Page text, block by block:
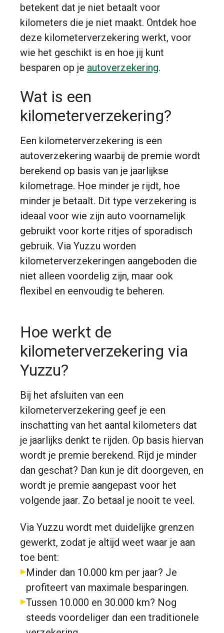
betekent dat je niet betaalt voor
kilometers die je niet maakt. Ontdek hoe
deze kilometerverzekering werkt, voor
wie het geschikt is en hoe jij kunt
besparen op je autoverzekering.
Wat is een
kilometerverzekering?
Een kilometerverzekering is een
autoverzekering waarbij de premie wordt
berekend op basis van je jaarlijkse
kilometrage. Hoe minder je rijdt, hoe
minder je betaalt. Dit type verzekering is
ideaal voor wie zijn auto voornamelijk
gebruikt voor korte ritjes of sporadisch
gebruik. Via Yuzzu worden
kilometerverzekeringen aangeboden die
niet alleen voordelig zijn, maar ook
flexibel en eenvoudig te beheren.
Hoe werkt de
kilometerverzekering via
Yuzzu?
Bij het afsluiten van een
kilometerverzekering geef je een
inschatting van het aantal kilometers dat
je jaarlijks denkt te rijden. Op basis hiervan
wordt je premie berekend. Rijd je minder
dan geschat? Dan kun je dit doorgeven, en
wordt je premie aangepast voor het
volgende jaar. Zo betaal je nooit te veel.
Via Yuzzu wordt met duidelijke grenzen
gewerkt, zodat je altijd weet waar je aan
toe bent:
Minder dan 10.000 km per jaar? Je
profiteert van maximale besparingen.
Tussen 10.000 en 30.000 km? Nog
steeds voordeliger dan een traditionele